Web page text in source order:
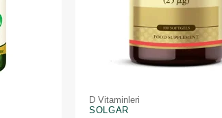
D Vitaminleri
SOLGAR